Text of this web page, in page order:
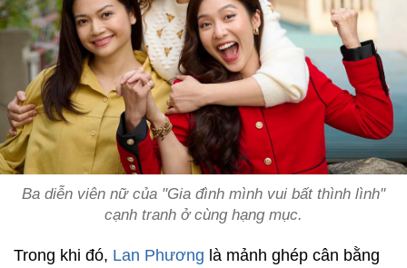
Ba diễn viên nữ của "Gia đình mình vui bất thình lình"
cạnh tranh ở cùng hạng mục.
Trong khi đó, Lan Phương là mảnh ghép cân bằng